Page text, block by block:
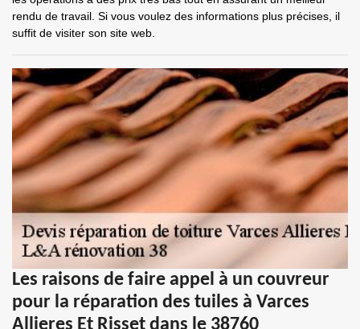
rendu de travail. Si vous voulez des informations plus précises, il
suffit de visiter son site web.
Les raisons de faire appel à un couvreur
pour la réparation des tuiles à Varces
Allieres Et Risset dans le 38760